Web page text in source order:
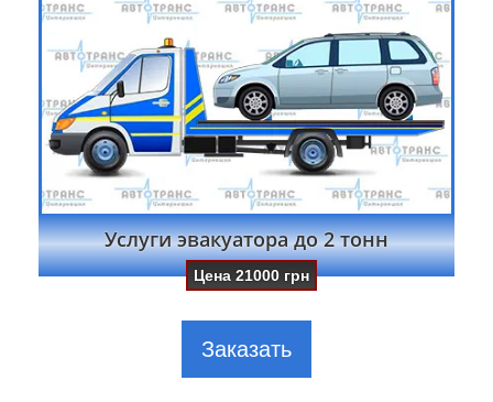
Услуги эвакуатора до 2 тонн
Цена21000 грн
Заказать